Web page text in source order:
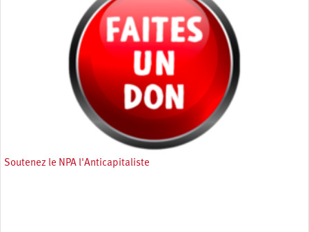
Soutenez le NPA l'Anticapitaliste